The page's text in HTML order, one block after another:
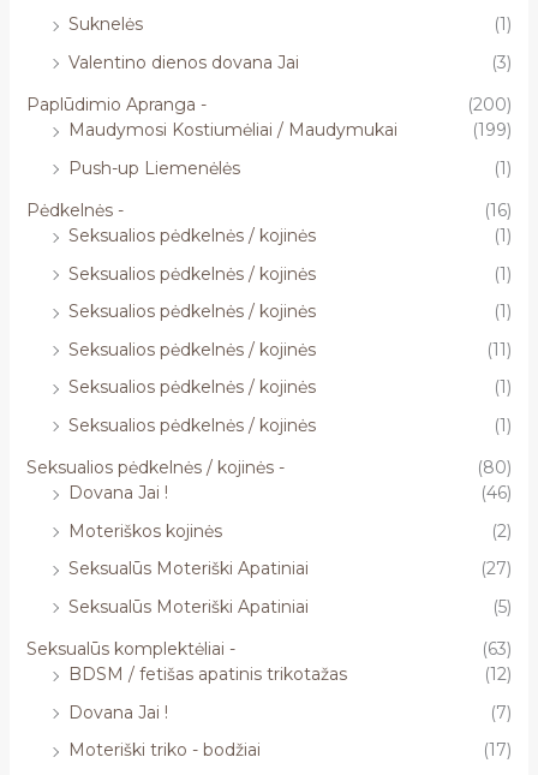
Suknelės
(1)
Valentino dienos dovana Jai
(3)
Paplūdimio Apranga -
(200)
Maudymosi Kostiumėliai / Maudymukai
(199)
Push-up Liemenėlės
(1)
Pėdkelnės -
(16)
Seksualios pėdkelnės / kojinės
(1)
Seksualios pėdkelnės / kojinės
(1)
Seksualios pėdkelnės / kojinės
(1)
Seksualios pėdkelnės / kojinės
(11)
Seksualios pėdkelnės / kojinės
(1)
Seksualios pėdkelnės / kojinės
(1)
Seksualios pėdkelnės / kojinės -
(80)
Dovana Jai !
(46)
Moteriškos kojinės
(2)
Seksualūs Moteriški Apatiniai
(27)
Seksualūs Moteriški Apatiniai
(5)
Seksualūs komplektėliai -
(63)
BDSM / fetišas apatinis trikotažas
(12)
Dovana Jai !
(7)
Moteriški triko - bodžiai
(17)